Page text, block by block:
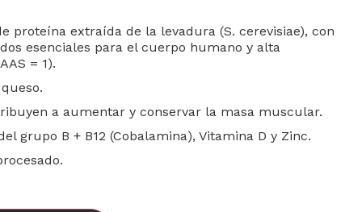
proteína extraída de la levadura (S. cerevisiae), con
esenciales para el cuerpo humano y alta
= 1).
a aumentar y conservar la masa muscular.
grupo B + B12 (Cobalamina), Vitamina D y Zinc.